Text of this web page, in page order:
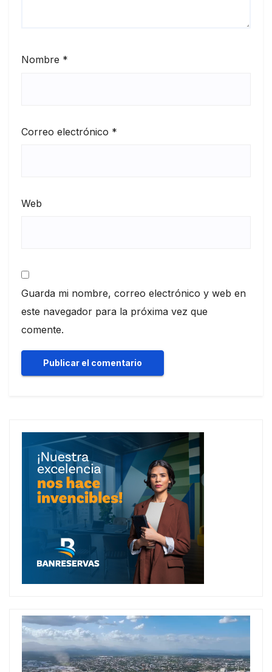
Nombre *
Correo electrónico *
Web
Guarda mi nombre, correo electrónico y web en
este navegador para la próxima vez que
comente.